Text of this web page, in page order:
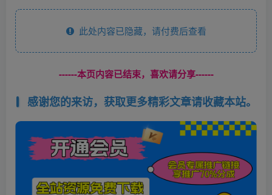
此处内容已隐藏，请付费后查看
------本页内容已结束，喜欢请分享------
感谢您的来访，获取更多精彩文章请收藏本站。